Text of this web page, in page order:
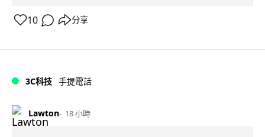
10 分享
3C科技 手提電話
Lawton 18 小時